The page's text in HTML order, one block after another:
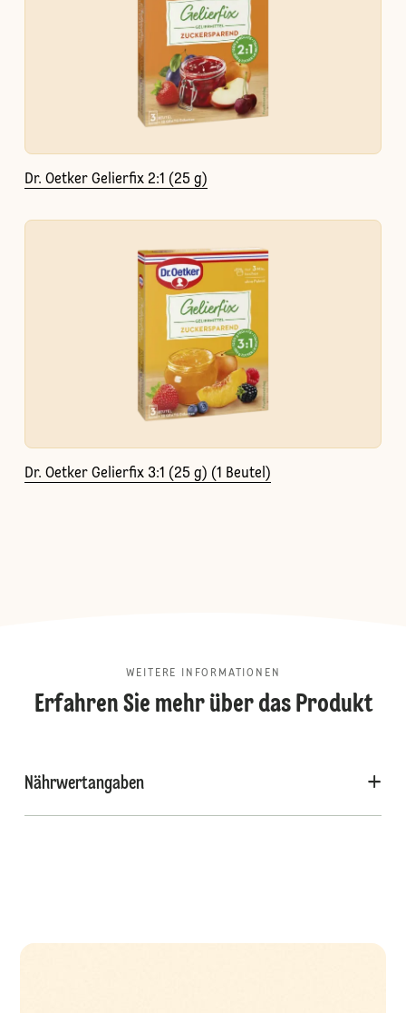
Dr. Oetker Gelierfix 2:1 (25 g)
Dr. Oetker Gelierfix 3:1 (25 g) (1 Beutel)
WEITERE INFORMATIONEN
Erfahren Sie mehr über das Produkt
Nährwertangaben